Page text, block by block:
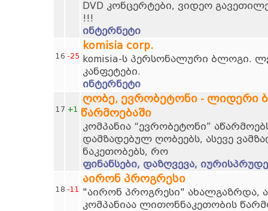
DVD კონცერტები, ვიდეო
!!!
ინტერნეტი
16 -25
komisia corp.
komisia-ს პერსონალური ბლოგი.
კანფეტები.
ინტერნეტი
17 +1
ღობე, ევრობეტონი - ლიდერი
წარმოებაში
კომპანია “ევრობეტონი”
დამზადებულ ღობეებს, ასევე
ნაკეთობებს, რო
ფინანსები, დაზღვევა,
18 -11
აირონ პროგრესი
"აირონ პროგრესი" ახალგაზრდა,
კომპანიაა ლითონნაკეთობის